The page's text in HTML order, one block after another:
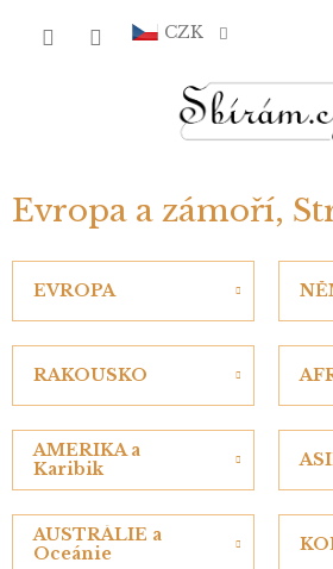
CZK
Evropa a zámoří,
EVROPA
RAKOUSKO
AMERIKA a
Karibik
AUSTRÁLIE a
Oceánie